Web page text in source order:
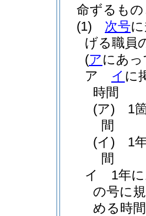
命ずるも
(1)
次号
げる職員
(アにあ
ア
イ に
時間
(ア)
1
間
(イ)
1
間
イ
1年
の号に
める時